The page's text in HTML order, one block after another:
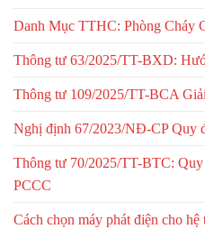
Danh Mục TTHC: Phòng Cháy
Thông tư 63/2025/TT-BXD:
Thông tư 109/2025/TT-BCA
Nghị định 67/2023/NĐ-CP Quy
Thông tư 70/2025/TT-BTC:
PCCC
Cách chọn máy phát điện cho